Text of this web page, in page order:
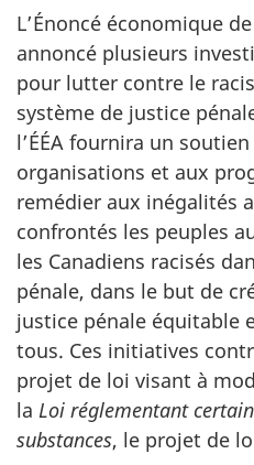
L’Énoncé économique
annoncé plusieurs
pour lutter contre le
système de justice
l’ÉÉA fournira un
organisations et aux
remédier aux inégalités
confrontés les peuples
les Canadiens racisés
pénale, dans le but de
justice pénale équitable
tous. Ces initiatives
projet de loi visant à
la Loi réglementant
substances, le projet de